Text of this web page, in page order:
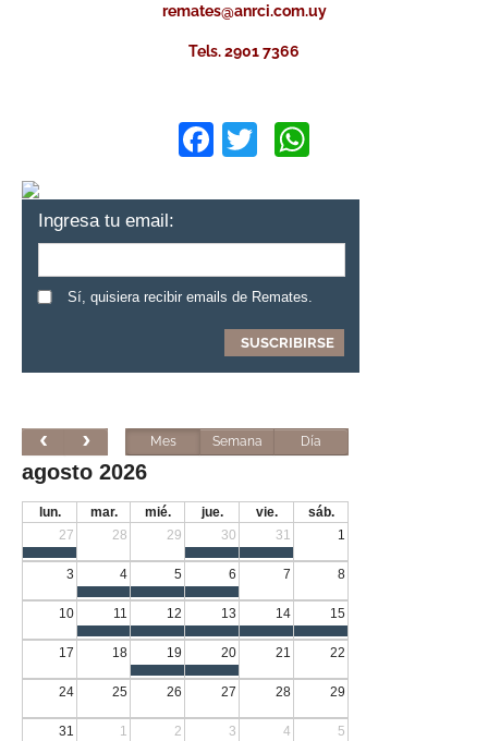
remates@anrci.com.uy
Tels. 2901 7366
Facebook
Twitter
Ingresa tu email:
Sí, quisiera recibir emails de Remates.
Mes Semana Día
agosto 2026
lun. mar. mié. jue. vie.
sáb.
27
28 29 30 31 1
3 4 5 6 7 8
10 11 12 13 14 15
17 18 19 20 21 22
24 25 26 27 28 29
31 1 2 3 4 5